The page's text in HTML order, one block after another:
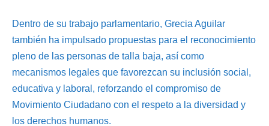
Dentro de su trabajo parlamentario, Grecia Aguilar
también ha impulsado propuestas para el reconocimiento
pleno de las personas de talla baja, así como
mecanismos legales que favorezcan su inclusión social,
educativa y laboral, reforzando el compromiso de
Movimiento Ciudadano con el respeto a la diversidad y
los derechos humanos.